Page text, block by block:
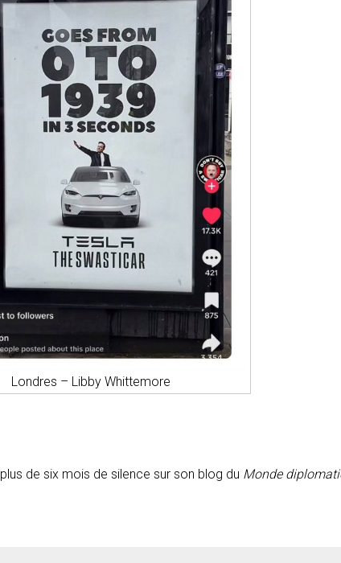
Londres – Libby Whittemore
de six mois de silence sur son blog du Monde